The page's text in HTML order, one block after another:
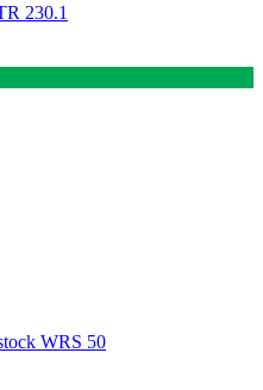
230.1
WRS 50